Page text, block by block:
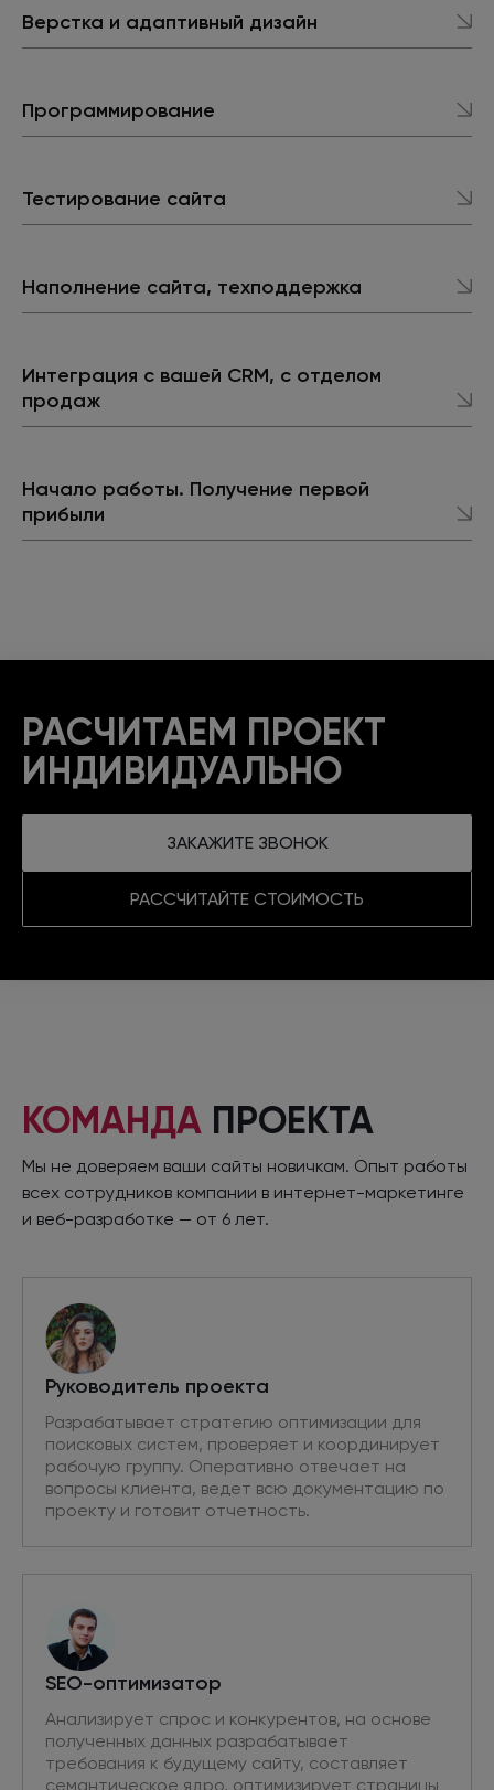
Верстка и адаптивный дизайн
Программирование
Тестирование сайта
Наполнение сайта, техподдержка
Интеграция с вашей CRM, с отделом
продаж
Начало работы. Получение первой
прибыли
РАСЧИТАЕМ ПРОЕКТ
ИНДИВИДУАЛЬНО
ЗАКАЖИТЕ ЗВОНОК
РАССЧИТАЙТЕ СТОИМОСТЬ
КОМАНДА ПРОЕКТА
Мы не доверяем ваши сайты новичкам. Опыт работы
всех сотрудников компании в интернет-маркетинге
и веб-разработке — от 6 лет.
Руководитель проекта
Разрабатывает стратегию оптимизации для
поисковых систем, проверяет и координирует
рабочую группу. Оперативно отвечает на
вопросы клиента, ведет всю документацию по
проекту и готовит отчетность.
SEO-оптимизатор
Анализирует спрос и конкурентов, на основе
полученных данных разрабатывает
требования к будущему сайту, составляет
семантическое ядро, оптимизирует страницы